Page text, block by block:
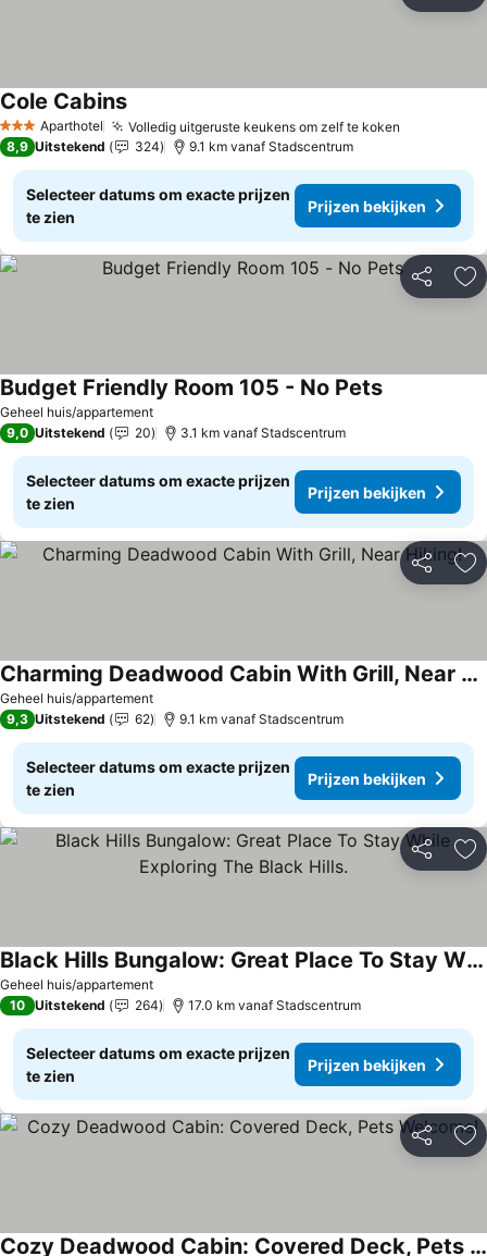
3 SterrenAparthotel Volledig uitgeruste keukens om zelf te koken
Cole CabinsPrijzen bekijken
8,9 Uitstekend 324 9.1 km vanaf Stadscentrum
Selecteer datums om exacte prijzen
te zien
Prijzen bekijken
Delen
Geheel huis/appartement
Budget Friendly Room 105 - No PetsPrijzen
9,0 Uitstekend 20 3.1 km vanaf Stadscentrum
Selecteer datums om exacte prijzen
te zien
Prijzen bekijken
Delen
Geheel huis/appartement
Charming Deadwood Cabin With Grill, Near Hiking!
Prijzen bekijken
9,3 Uitstekend 62 9.1 km vanaf Stadscentrum
Selecteer datums om exacte prijzen
te zien
Prijzen bekijken
Delen
Geheel huis/appartement
Black Hills Bungalow: Great Place To Stay While Exploring The Black Hills.
Prijzen bekijken
10 Uitstekend 264 17.0 km vanaf Stadscentrum
Selecteer datums om exacte prijzen
te zien
Prijzen bekijken
Delen
Cozy Deadwood Cabin: Covered Deck, Pets Welcome!